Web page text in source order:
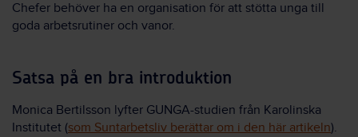
Chefer behöver ha en organisation för att stötta unga till
goda arbetsrutiner och vanor.
Satsa på en bra introduktion
Monica Bertilsson lyfter GUNGA-studien från Karolinska
Institutet (som Suntarbetsliv berättar om i den här artikeln).